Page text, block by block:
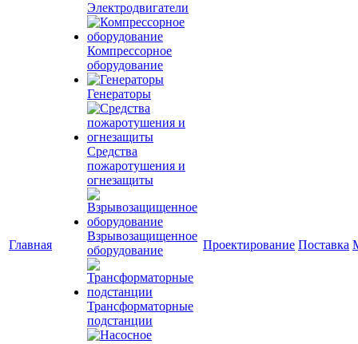
Главная
Электродвигатели
Компрессорное
оборудование
Генераторы
Средства
пожаротушения и
огнезащиты
Взрывозащищенное
оборудование
Трансформаторные
подстанции
Проектирование Поставка